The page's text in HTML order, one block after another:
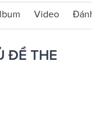
Video
ĐỀ THE